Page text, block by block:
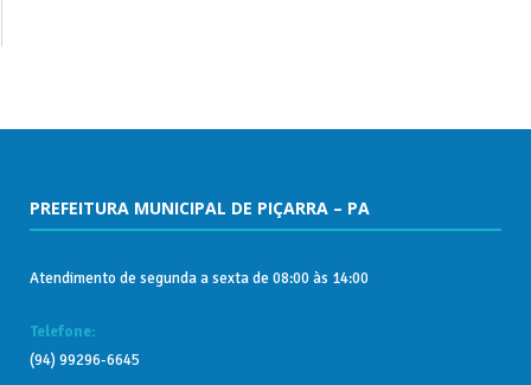
PREFEITURA MUNICIPAL DE PIÇARRA – PA
Atendimento de segunda a sexta de 08:00 às 14:00
Telefone:
(94) 99296-6645